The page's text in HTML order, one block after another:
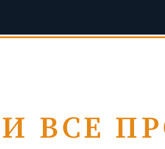
ВСЕ